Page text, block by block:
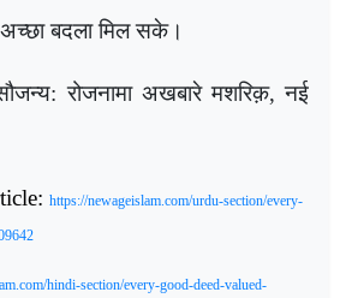
बदला मिल सके।
रोजनामा अखबारे मशरिक़,नई
https://newageislam.com/urdu-section/every-
hindi-section/every-good-deed-valued-